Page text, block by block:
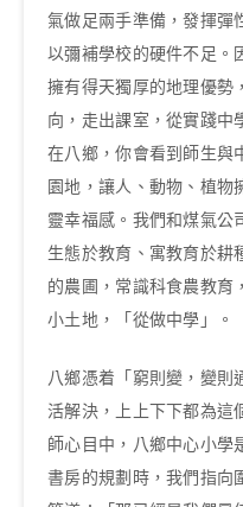
氣做足兩手準備，發揮彈
以彌補學校的硬件不足。
擁有得天獨厚的地理優勢
向，走出課室，從實踐中
在八鄉，你會看到師生與
園地，讓人、動物、植物
靈幸福感。我們和煤氣公
生態於教育、寓教育於耕
的農圃，常識科食農教育
小土地，「從做中學」。
八鄉憑着「窮則變，變則
活解決，上上下下都為這
師心目中，八鄉中心小學
書房的規劃時，我們指向